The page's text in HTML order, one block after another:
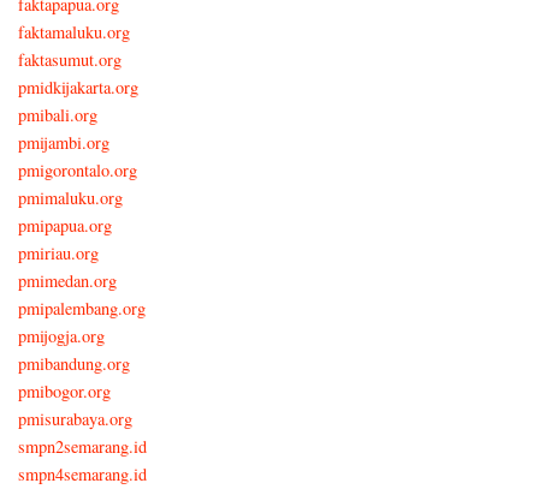
faktapapua.org
faktamaluku.org
faktasumut.org
pmidkijakarta.org
pmibali.org
pmijambi.org
pmigorontalo.org
pmimaluku.org
pmipapua.org
pmiriau.org
pmimedan.org
pmipalembang.org
pmijogja.org
pmibandung.org
pmibogor.org
pmisurabaya.org
smpn2semarang.id
smpn4semarang.id